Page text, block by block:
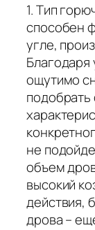
1. Тип
способен
угле,
ощутимо
не
объем
высокий
действия,
дрова ­–